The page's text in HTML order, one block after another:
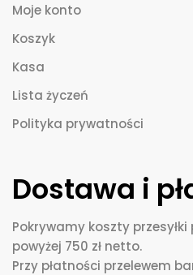
Moje konto
Koszyk
Kasa
Lista życzeń
Polityka prywatności
Dostawa i
Pokrywamy koszty
powyżej 750 zł netto.
Przy płatności przelewem